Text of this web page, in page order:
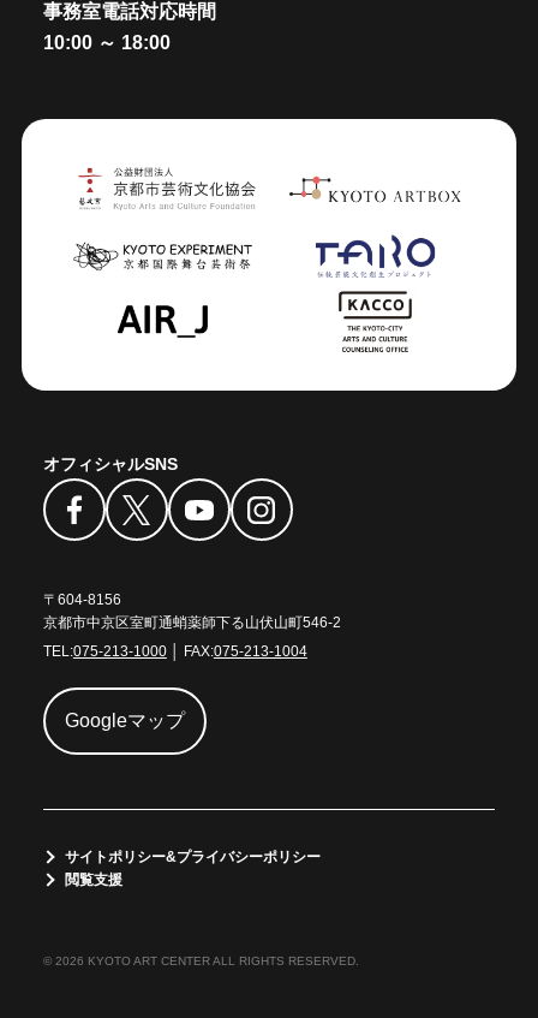
事務室電話対応時間
10:00 ～ 18:00
オフィシャルSNS
〒604-8156
京都市中京区室町通蛸薬師下る山伏山町546-2
TEL:075-213-1000│ FAX:075-213-1004
Googleマップ
サイトポリシー&プライバシーポリシー
閲覧支援
© 2026 KYOTO ART CENTER ALL RIGHTS RESERVED.